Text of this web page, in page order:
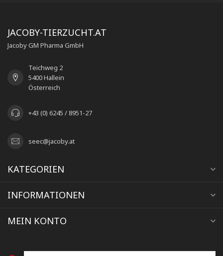
JACOBY-TIERZUCHT.AT
Jacoby GM Pharma GmbH
Teichweg 2
5400 Hallein
Österreich
+43 (0) 6245 / 8951-27
seec@jacoby.at
KATEGORIEN
INFORMATIONEN
MEIN KONTO